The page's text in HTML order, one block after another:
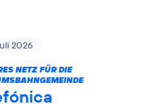
2026
NETZ FÜR DIE